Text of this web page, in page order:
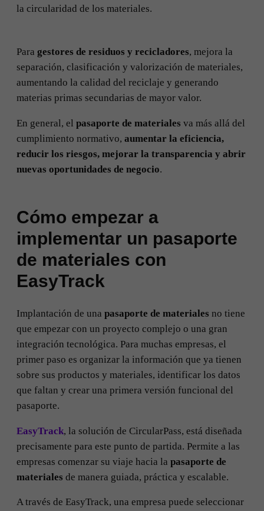
la circularidad de los materiales.
Para gestores de residuos y recicladores, mejora la
separación, clasificación y valorización de materiales,
aumentando la calidad del reciclaje y generando
materias primas secundarias de mayor valor.
En general, el pasaporte de materiales va más allá del
cumplimiento normativo, aumentar la eficiencia,
reducir los riesgos, mejorar la transparencia y abrir
nuevas oportunidades de negocio.
Cómo empezar a
implementar un pasaporte
de materiales con
EasyTrack
Implantación de una pasaporte de materiales no tiene
que empezar con un proyecto complejo o una gran
integración tecnológica. Para muchas empresas, el
primer paso es organizar la información que ya tienen
sobre sus productos y materiales, identificar los datos
que faltan y crear una primera versión funcional del
pasaporte.
EasyTrack, la solución de CircularPass, está diseñada
precisamente para este punto de partida. Permite a las
empresas comenzar su viaje hacia la pasaporte de
materiales de manera guiada, práctica y escalable.
A través de EasyTrack, una empresa puede seleccionar